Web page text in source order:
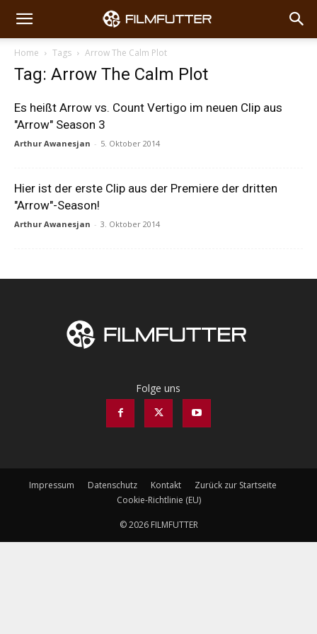
Home Tags Arrow The Calm Plot
Tag: Arrow The Calm Plot
Es heißt Arrow vs. Count Vertigo im neuen Clip aus
"Arrow" Season 3
Arthur Awanesjan - 5. Oktober 2014
Hier ist der erste Clip aus der Premiere der dritten
"Arrow"-Season!
Arthur Awanesjan - 3. Oktober 2014
Folge uns
Impressum Datenschutz Kontakt
Zurück zur Startseite
Cookie-Richtlinie (EU)
© 2026 FILMFUTTER